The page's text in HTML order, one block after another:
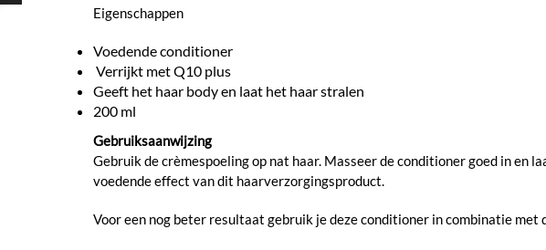
Eigenschappen
Voedende conditioner
Verrijkt met Q10 plus
Geeft het haar body en laat het haar stralen
200 ml
Gebruiksaanwijzing
Gebruik de crèmespoeling op nat haar. Masseer de conditioner goed in
voedende effect van dit haarverzorgingsproduct.
Voor een nog beter resultaat gebruik je deze conditioner in combinatie met